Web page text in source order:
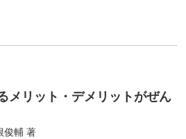
メリット・デメリットがぜん
俊輔 著